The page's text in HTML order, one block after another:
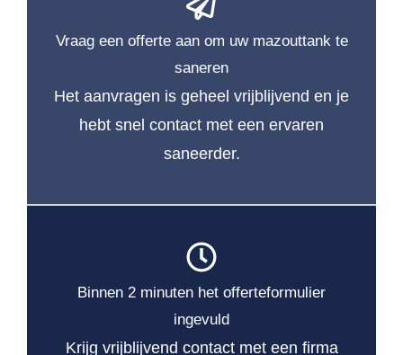
Vraag een offerte aan om uw mazouttank te
saneren
Het aanvragen is geheel vrijblijvend en je
hebt snel contact met een ervaren
saneerder.
Binnen 2 minuten het offerteformulier
ingevuld
Krijg vrijblijvend contact met een firma